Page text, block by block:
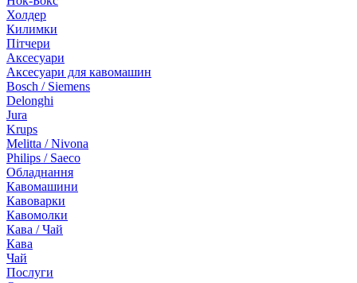
Холдер
Килимки
Пітчери
Аксесуари
Аксесуари для кавомашин
Bosch / Siemens
Delonghi
Jura
Krups
Melitta / Nivona
Philips / Saeco
Обладнання
Кавомашини
Кавоварки
Кавомолки
Кава / Чай
Кава
Чай
Послуги